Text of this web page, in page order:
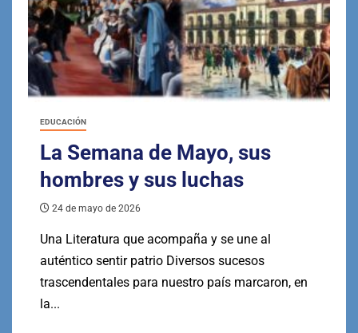
EDUCACIÓN
La Semana de Mayo, sus
hombres y sus luchas
24 de mayo de 2026
Una Literatura que acompaña y se une al
auténtico sentir patrio Diversos sucesos
trascendentales para nuestro país marcaron, en
la...